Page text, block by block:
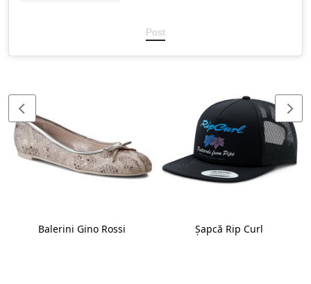
Post
Balerini Gino Rossi Șapcă Rip Curl